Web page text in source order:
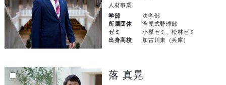
人材事業
学部
法学部
所属団体
準硬式野球部
ゼミ
小原ゼミ、松林ゼミ
出身高校
加古川東（兵庫）
落 真晃